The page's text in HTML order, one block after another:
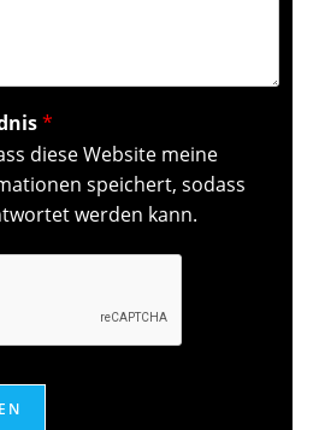
*
diese Website meine
speichert, sodass
werden kann.